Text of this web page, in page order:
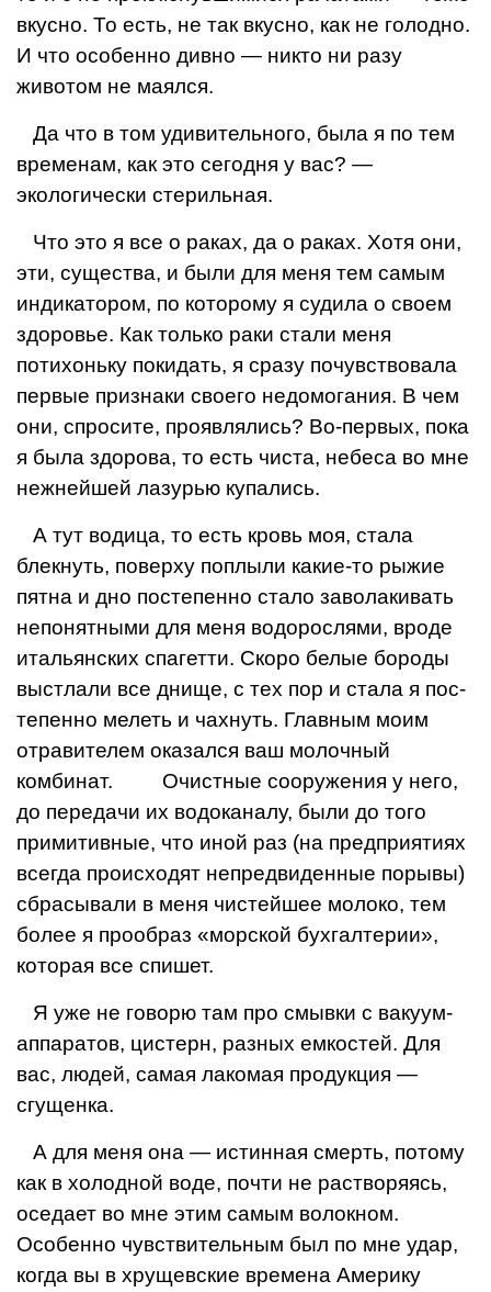
вкусно. То есть, не так вкусно, как не голодно.
И что особенно дивно — никто ни разу
животом не маялся.
Да что в том удивительного, была я по тем
време­нам, как это сегодня у вас? —
экологически стериль­ная.
Что это я все о раках, да о раках. Хотя они,
эти, существа, и были для меня тем самым
индикатором, по которому я судила о своем
здоровье. Как только раки стали меня
потихоньку покидать, я сразу почув­ствовала
первые признаки своего недомогания. В чем
они, спросите, проявлялись? Во-первых, пока
я была здорова, то есть чиста, небеса во мне
нежнейшей ла­зурью купались.
А тут водица, то есть кровь моя, стала
блекнуть, поверху поплыли какие-то рыжие
пятна и дно посте­пенно стало заволакивать
непонятными для меня во­дорослями, вроде
итальянских спагетти. Скоро белые бороды
выстлали все днище, с тех пор и стала я пос­
тепенно мелеть и чахнуть. Главным моим
отравите­лем оказался ваш молочный
комбинат. Очистные со­оружения у него,
до передачи их водоканалу, были до того
примитивные, что иной раз (на предприятиях
всег­да происходят непредвиденные порывы)
сбрасывали в меня чистейшее молоко, тем
более я прообраз «морской бухгалтерии»,
которая все спишет.
Я уже не говорю там про смывки с вакуум-
аппаратов, цистерн, разных емкостей. Для
вас, людей, са­мая лакомая продукция —
сгущенка.
А для меня она — истинная смерть, потому
как в холодной воде, почти не растворяясь,
оседает во мне этим самым волокном.
Особенно чувствительным был по мне удар,
когда вы в хрущевские времена Америку